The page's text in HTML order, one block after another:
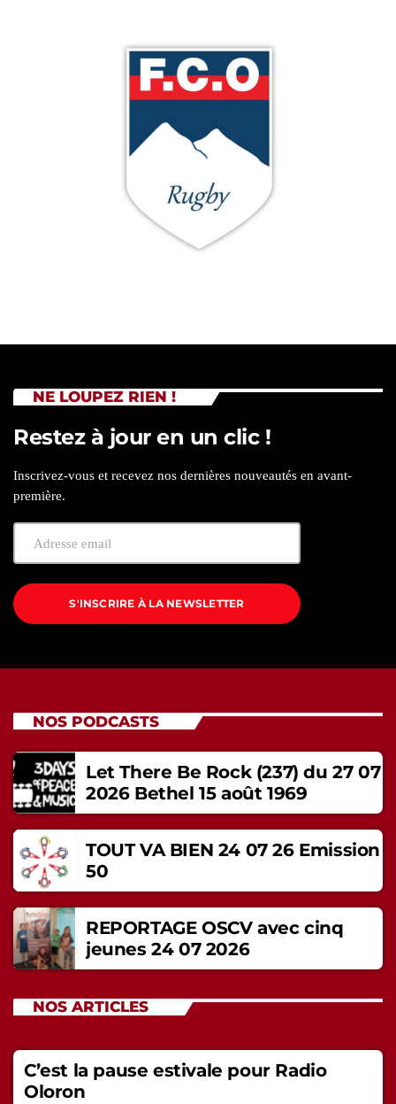
NE LOUPEZ RIEN !
Restez à jour en un clic !
Inscrivez-vous et recevez nos dernières nouveautés en avant-
première.
S'INSCRIRE À LA NEWSLETTER
NOS PODCASTS
Let There Be Rock (237) du 27 07
2026 Bethel 15 août 1969
TOUT VA BIEN 24 07 26 Emission
50
REPORTAGE OSCV avec cinq
jeunes 24 07 2026
NOS ARTICLES
C’est la pause estivale pour Radio
Oloron